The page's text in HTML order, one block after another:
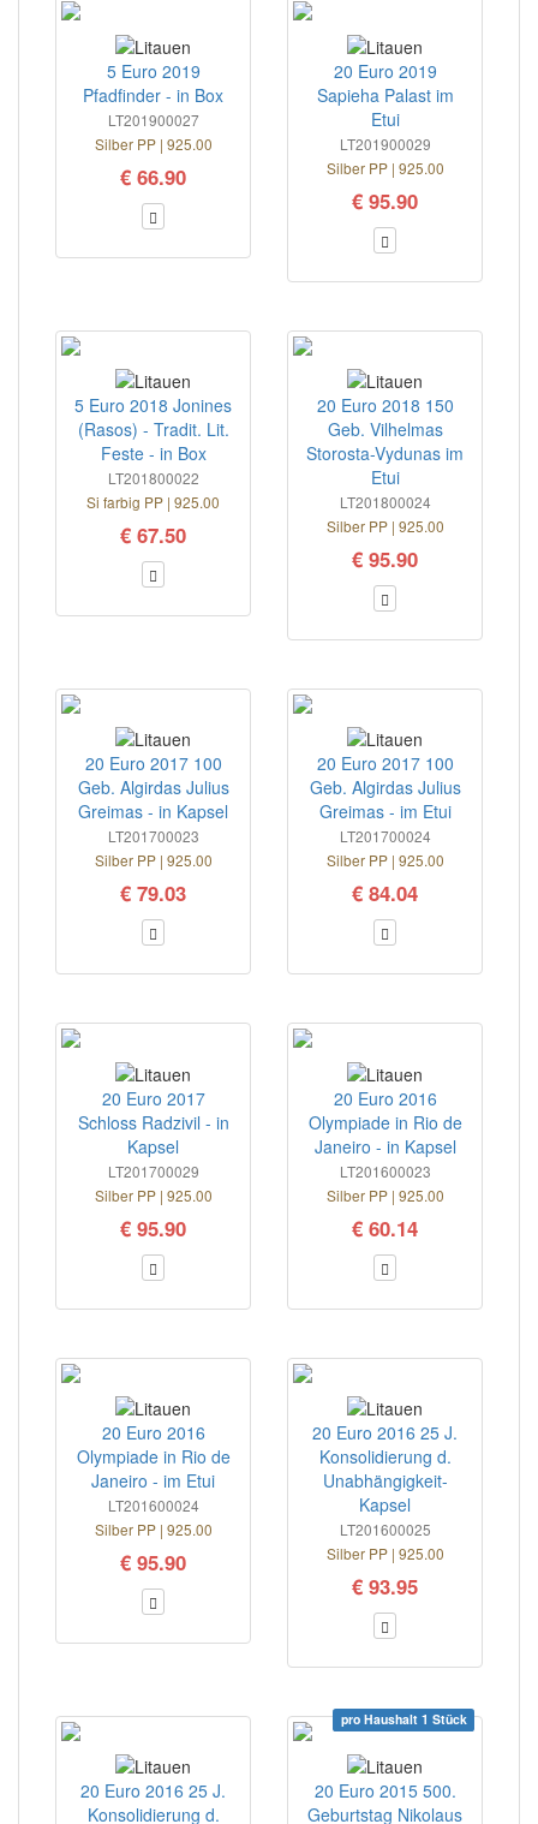
5 Euro 2019
Pfadfinder - in Box
LT201900027
Silber PP | 925.00
€ 66.90
20 Euro 2019
Sapieha Palast im
Etui
LT201900029
Silber PP | 925.00
€ 95.90
5 Euro 2018 Jonines
(Rasos) - Tradit. Lit.
Feste - in Box
LT201800022
Si farbig PP | 925.00
€ 67.50
20 Euro 2018 150
Geb. Vilhelmas
Storosta-Vydunas im
Etui
LT201800024
Silber PP | 925.00
€ 95.90
20 Euro 2017 100
Geb. Algirdas Julius
Greimas - in Kapsel
LT201700023
Silber PP | 925.00
€ 79.03
20 Euro 2017 100
Geb. Algirdas Julius
Greimas - im Etui
LT201700024
Silber PP | 925.00
€ 84.04
20 Euro 2017
Schloss Radzivil - in
Kapsel
LT201700029
Silber PP | 925.00
€ 95.90
20 Euro 2016
Olympiade in Rio de
Janeiro - in Kapsel
LT201600023
Silber PP | 925.00
€ 60.14
20 Euro 2016
Olympiade in Rio de
Janeiro - im Etui
LT201600024
Silber PP | 925.00
€ 95.90
20 Euro 2016 25 J.
Konsolidierung d.
Unabhängigkeit-
Kapsel
LT201600025
Silber PP | 925.00
€ 93.95
20 Euro 2016 25 J.
Konsolidierung d.
pro Haushalt 1 Stück
20 Euro 2015 500.
Geburtstag Nikolaus